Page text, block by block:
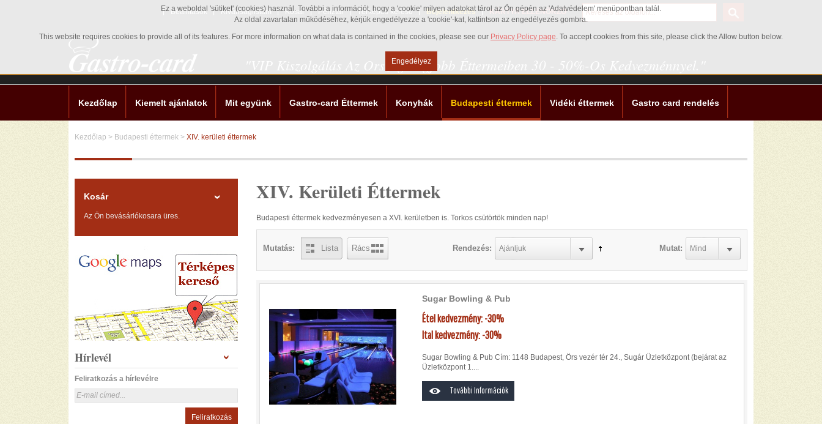
Ez a weboldal 'sütiket' (cookies) használ. További a információt, hogy a 'cookie' milyen adatokat tárol az Ön gépén az 'Adatvédelem' menüpontban talál.
Az oldal zavartalan működéséhez, kérjük engedélyezze a 'cookie'-kat, kattintson az engedélyezés gombra.
This website requires cookies to provide all of its features. For more information on what data is contained in the cookies, please see our Privacy Policy page. To accept cookies from this site, please click the Allow button below.
Engedélyez
KÁRTYA ELLENŐRZŐ
Beállítások Kívánságlistám Kosár Pénztár Térképes kereső Bejelentkezés
"VIP Kiszolgálás Az Ország Legjobb Éttermeiben 30 - 50%-Os Kedvezménnyel."
Kezdőlap Kiemelt ajánlatok Mit együnk Gastro-card Éttermek Konyhák Budapesti éttermek Vidéki éttermek Gastro card rendelés
Kezdőlap > Budapesti éttermek > XIV. kerületi éttermek
XIV. Kerületi Éttermek
Budapesti éttermek kedvezményesen a XVI. kerületben is. Torkos csütörtök minden nap!
Mutatás: Lista Rács Rendezés: Ajánljuk Mutat: Mind
Sugar Bowling & Pub
Étel kedvezmény: -30%
Ital kedvezmény: -30%
Sugar Bowling & Pub Cím: 1148 Budapest, Örs vezér tér 24., Sugár Üzletközpont (bejárat az
Üzletközpont 1....
További Információk
Kosár
Az Ön bevásárlókosara üres.
Hírlevél
Feliratkozás a hírlevélre
Feliratkozás